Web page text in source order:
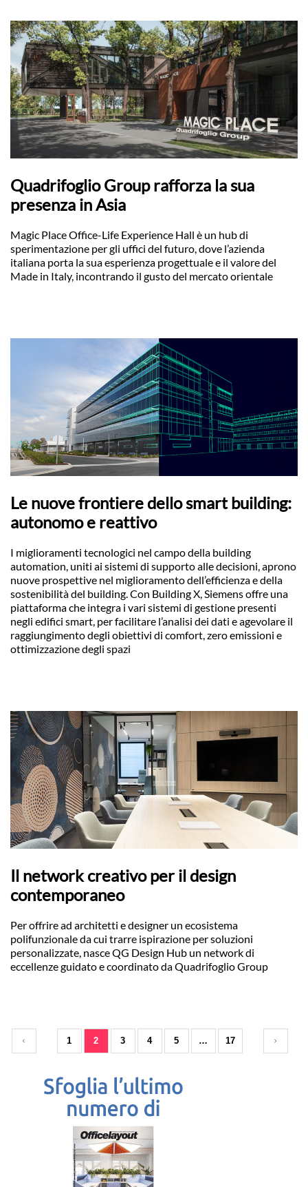
Quadrifoglio Group rafforza la sua
presenza in Asia
Magic Place Office-Life Experience Hall è un hub di
sperimentazione per gli uffici del futuro, dove l’azienda
italiana porta la sua esperienza progettuale e il valore del
Made in Italy, incontrando il gusto del mercato orientale
Le nuove frontiere dello smart building:
autonomo e reattivo
I miglioramenti tecnologici nel campo della building
automation, uniti ai sistemi di supporto alle decisioni, aprono
nuove prospettive nel miglioramento dell’efficienza e della
sostenibilità del building. Con Building X, Siemens offre una
piattaforma che integra i vari sistemi di gestione presenti
negli edifici smart, per facilitare l’analisi dei dati e agevolare il
raggiungimento degli obiettivi di comfort, zero emissioni e
ottimizzazione degli spazi
Il network creativo per il design
contemporaneo
Per offrire ad architetti e designer un ecosistema
polifunzionale da cui trarre ispirazione per soluzioni
personalizzate, nasce QG Design Hub un network di
eccellenze guidato e coordinato da Quadrifoglio Group
1 2 3 4 5 … 17